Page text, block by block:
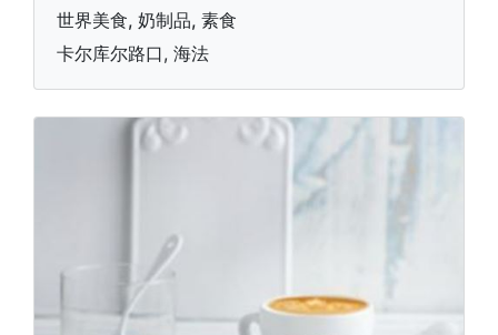
世界美食, 奶制品, 素食
卡尔库尔路口, 海法